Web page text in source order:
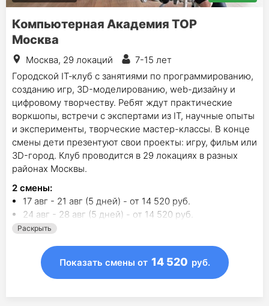
Компьютерная Академия TOP
Москва
Москва, 29 локаций
7-15 лет
Городской IT‑клуб c занятиями по программированию,
созданию игр, 3D-моделированию, web-дизайну и
цифровому творчеству. Ребят ждут практические
воркшопы, встречи с экспертами из IT, научные опыты
и эксперименты, творческие мастер-классы. В конце
смены дети презентуют свои проекты: игру, фильм или
3D-город. Клуб проводится в 29 локациях в разных
районах Москвы.
2 смены:
17 авг - 21 авг (5 дней) - от 14 520 руб.
24 авг - 28 авг (5 дней) - от 14 520 руб.
Раскрыть
Показать смены от 14 520 руб.